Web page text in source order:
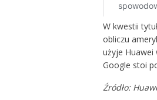
W kwestii
obliczu
użyje Huawei
Google stoi
Źródło: